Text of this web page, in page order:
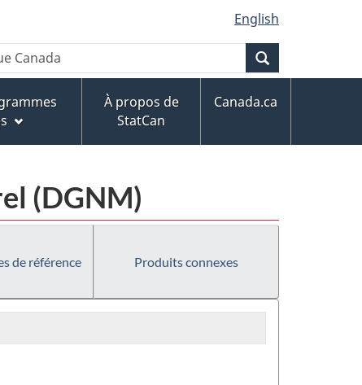
English
À propos de
StatCan
Canada.ca
(DGNM)
de référence Produits connexes